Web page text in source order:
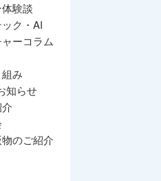
験談
ク・AI
ーコラム
み
知らせ
のご紹介